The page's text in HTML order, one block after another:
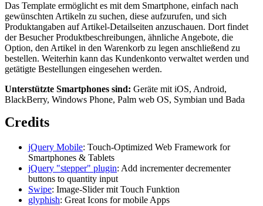
Das Template ermöglicht es mit dem Smartphone, einfach nach
gewünschten Artikeln zu suchen, diese aufzurufen, und sich
Produktangaben auf Artikel-Detailseiten anzuschauen. Dort findet
der Besucher Produktbeschreibungen, ähnliche Angebote, die
Option, den Artikel in den Warenkorb zu legen anschließend zu
bestellen. Weiterhin kann das Kundenkonto verwaltet werden und
getätigte Bestellungen eingesehen werden.
Unterstützte Smartphones sind: Geräte mit iOS, Android,
BlackBerry, Windows Phone, Palm web OS, Symbian und Bada
Credits
jQuery Mobile: Touch-Optimized Web Framework for
Smartphones & Tablets
jQuery "stepper" plugin: Add incrementer decrementer
buttons to quantity input
Swipe: Image-Slider mit Touch Funktion
glyphish: Great Icons for mobile Apps